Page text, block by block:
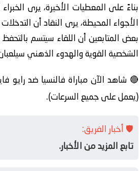
بناءً على المعطيات الأخيرة، يرى
الأجواء المحيطة، يرى النقاد أن
الشخصية القوية والهدوء الذهني
🔴 شاهد الآن مباراة فالنسيا ضد رايو
(يعمل على جميع السرعات).
🛡️ أخبار الفريق:
تابع المزيد من الأخبار.